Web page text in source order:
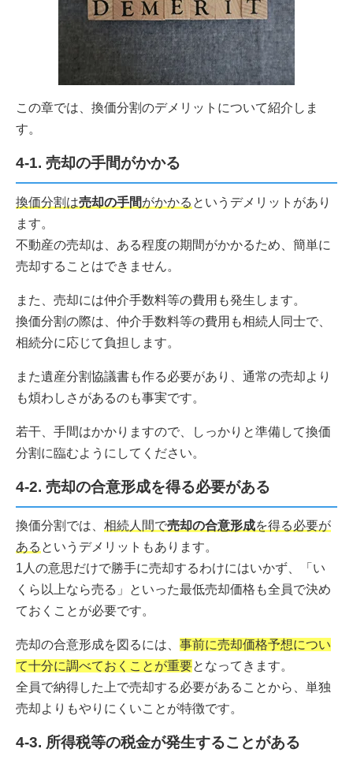
この章では、換価分割のデメリットについて紹介しま
す。
4-1. 売却の手間がかかる
換価分割は売却の手間がかかる というデメリットがあり
ます。
不動産の売却は、ある程度の期間がかかるため、簡単に
売却することはできません。
また、売却には仲介手数料等の費用も発生します。
換価分割の際は、仲介手数料等の費用も相続人同士で、
相続分に応じて負担します。
また遺産分割協議書も作る必要があり、通常の売却より
も煩わしさがあるのも事実です。
若干、手間はかかりますので、しっかりと準備して換価
分割に臨むようにしてください。
4-2. 売却の合意形成を得る必要がある
換価分割では、 相続人間で売却の合意形成を得る必要が
ある というデメリットもあります。
1人の意思だけで勝手に売却するわけにはいかず、「い
くら以上なら売る」といった最低売却価格も全員で決め
ておくことが必要です。
売却の合意形成を図るには、 事前に売却価格予想につい
て十分に調べておくことが重要となってきます。
全員で納得した上で売却する必要があることから、単独
売却よりもやりにくいことが特徴です。
4-3. 所得税等の税金が発生することがある